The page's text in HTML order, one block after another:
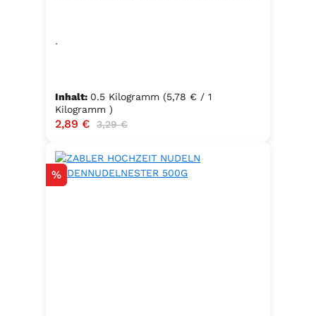
Sellerie enthalten.
.
Inhalt: 0.5 Kilogramm (5,78 € / 1
Kilogramm )
Verkaufspreis:
2,89 € Regulärer Preis:
3,29 €
Rabatt
%